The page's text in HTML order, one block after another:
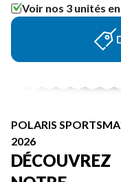
Voir nos 3 unités
POLARIS
2026
DÉCOUVREZ